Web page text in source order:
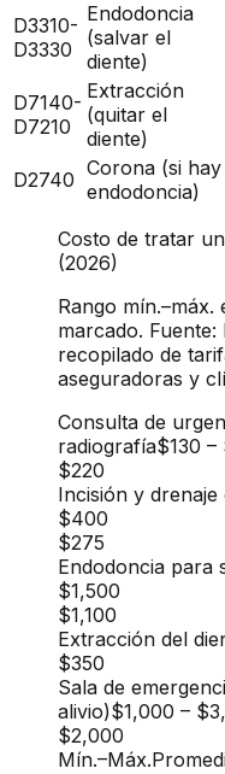
D3310-
D3330
Endodoncia
(salvar el
diente)
D7140-
D7210
Extracción
(quitar el
diente)
D2740 Corona (si hay
endodoncia)
Costo de tratar
(2026)
Rango
marcado.
recopilado de
aseguradoras y
Consulta de
radiografía$130 –
$220
Incisión y drenaje
$400
$275
Endodoncia para
$1,500
$1,100
Extracción del
$350
Sala de
alivio)$1,000 –
$2,000
Mín.–Máx.